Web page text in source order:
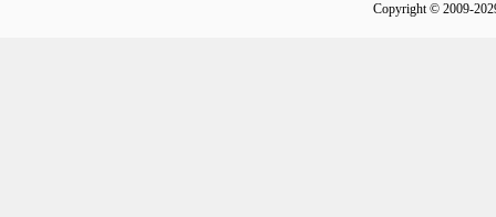
Copyright © 2009-